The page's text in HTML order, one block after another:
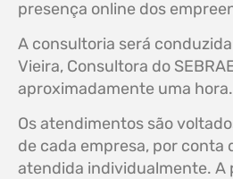
presença online dos
A consultoria será
Vieira, Consultora do
aproximadamente uma hora.
Os atendimentos são
de cada empresa, por conta
atendida individualmente. A